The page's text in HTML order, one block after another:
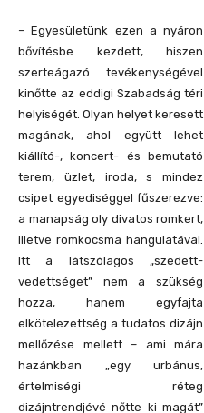
– Egyesületünk ezen a nyáron
bővítésbe kezdett, hiszen
szerteágazó tevékenységével
kinőtte az eddigi Szabadság téri
helyiségét. Olyan helyet keresett
magának, ahol együtt lehet
kiállító-, koncert- és bemutató
terem, üzlet, iroda, s mindez
csipet egyediséggel fűszerezve:
a manapság oly divatos romkert,
illetve romkocsma hangulatával.
Itt a látszólagos „szedett-
vedettséget” nem a szükség
hozza, hanem egyfajta
elkötelezettség a tudatos dizájn
mellőzése mellett – ami mára
hazánkban „egy urbánus,
értelmiségi réteg
dizájntrendjévé nőtte ki magát”